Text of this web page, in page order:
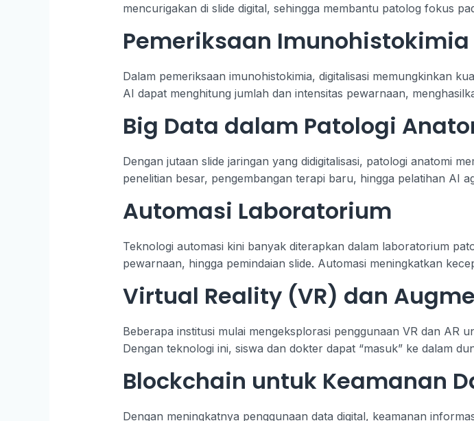
mencurigakan di slide digital, sehingga membantu patolog fokus
Pemeriksaan
Dalam pemeriksaan imunohistokimia, digitalisasi memungkinkan
AI dapat menghitung jumlah dan intensitas pewarnaan,
Big Data dalam Patologi
Dengan jutaan slide jaringan yang didigitalisasi, patologi anatomi
penelitian besar, pengembangan terapi baru, hingga pelatihan AI
Automasi Laboratorium
Teknologi automasi kini banyak diterapkan dalam laboratorium
pewarnaan, hingga pemindaian slide. Automasi meningkatkan
Virtual Reality (VR) dan
Beberapa institusi mulai mengeksplorasi penggunaan VR dan AR
Dengan teknologi ini, siswa dan dokter dapat “masuk” ke dalam
Blockchain untuk Keamanan
Dengan meningkatnya penggunaan data digital, keamanan